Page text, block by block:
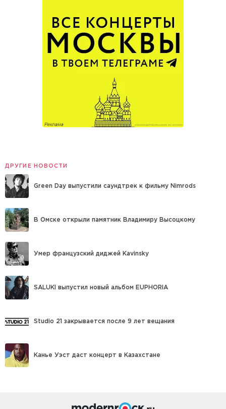
ДРУГИЕ НОВОСТИ
Green Day выпустили саундтрек к фильму Nimrods
В Омске открыли памятник Владимиру Высоцкому
Умер французский диджей Kavinsky
SALUKI выпустил новый альбом EUPHORIA
Studio 21 закрывается после 9 лет вещания
Канье Уэст даст концерт в Казахстане